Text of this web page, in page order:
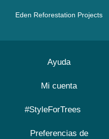
Eden Reforestation Projects
Ayuda
Mi cuenta
#StyleForTrees
Preferencias de